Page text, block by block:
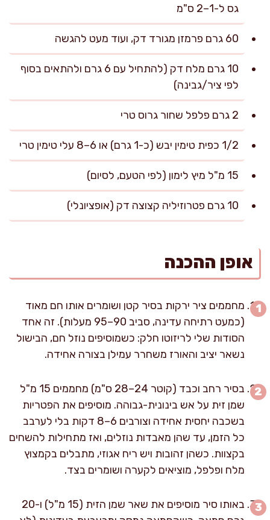
גס ל-1–2 ס"מ
60 גרם פרמזן מגורד דק, ועוד מעט להגשה
10 גרם מלח דק (להתחיל עם 6 גרם ולהתאים בסוף
לפי ציר/גבינה)
2 גרם פלפל שחור גרוס טרי
1/2 כפית טימין יבש (כ-1 גרם) או 6–8 עלי טימין טרי
15 מ"ל מיץ לימון (לפי הטעם, לסיום)
10 גרם פטרוזיליה קצוצה דק (אופציונלי)
אופן ההכנה
מחממים ציר ירקות בסיר קטן ושומרים אותו חם מאוד
(כמעט רתיחה עדינה, סביב 90–95 מעלות). זה אחד
הסודות שלי לריזוטו חלק: כשמוסיפים נוזל חם, הבישול
נשאר יציב והאורז משחרר עמילן בצורה אחידה.
בסיר רחב וכבד (קוטר 24–28 ס"מ) מחממים 15 מ"ל
שמן זית על אש בינונית-גבוהה. מוסיפים את הפטריות
בשכבה יחסית אחידה וצורבים 6–8 דקות בלי לערבב
כל הזמן, עד שהן מאבדות נוזלים, ואז מתחילות להשחים
בקצוות. כשהן זהובות ויש ריח אגוזי, מתבלים בקמצוץ
מלח ופלפל, מוציאים לקערה ושומרים בצד.
באותו סיר מוסיפים את שאר שמן הזית (15 מ"ל) ו-20